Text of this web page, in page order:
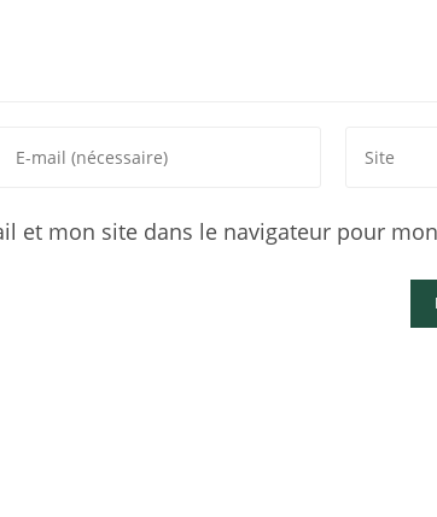
et mon site dans le navigateur pour